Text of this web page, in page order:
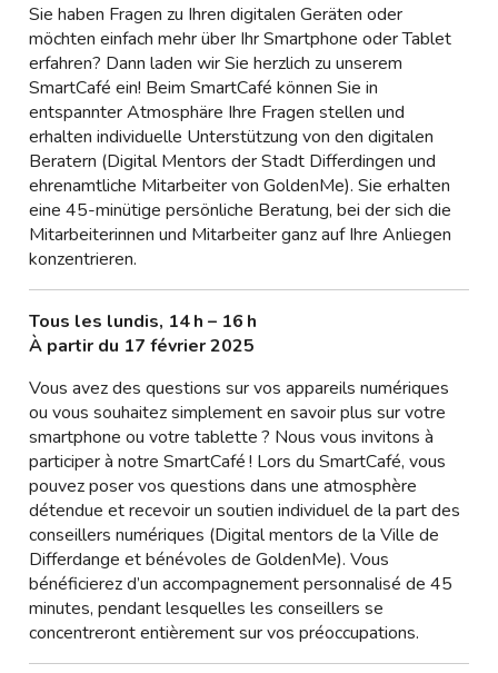
Sie haben Fragen zu Ihren digitalen Geräten oder
möchten einfach mehr über Ihr Smartphone oder Tablet
erfahren? Dann laden wir Sie herzlich zu unserem
SmartCafé ein! Beim SmartCafé können Sie in
entspannter Atmosphäre Ihre Fragen stellen und
erhalten individuelle Unterstützung von den digitalen
Beratern (Digital Mentors der Stadt Differdingen und
ehrenamtliche Mitarbeiter von GoldenMe). Sie erhalten
eine 45-minütige persönliche Beratung, bei der sich die
Mitarbeiterinnen und Mitarbeiter ganz auf Ihre Anliegen
konzentrieren.
Tous les lundis, 14 h – 16 h
À partir du 17 février 2025
Vous avez des questions sur vos appareils numériques
ou vous souhaitez simplement en savoir plus sur votre
smartphone ou votre tablette ? Nous vous invitons à
participer à notre SmartCafé ! Lors du SmartCafé, vous
pouvez poser vos questions dans une atmosphère
détendue et recevoir un soutien individuel de la part des
conseillers numériques (Digital mentors de la Ville de
Differdange et bénévoles de GoldenMe). Vous
bénéficierez d’un accompagnement personnalisé de 45
minutes, pendant lesquelles les conseillers se
concentreront entièrement sur vos préoccupations.